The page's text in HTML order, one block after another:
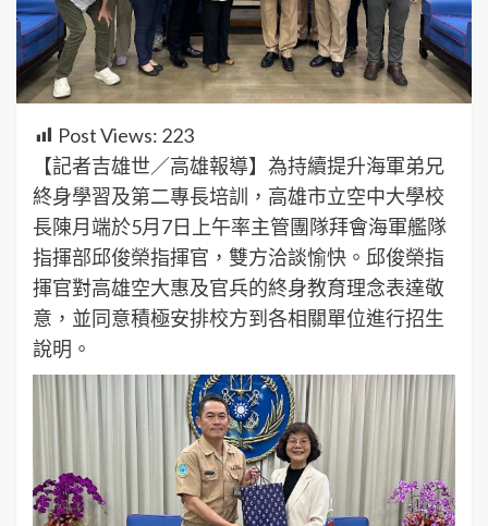
Post Views: 223
【記者吉雄世／高雄報導】為持續提升海軍弟兄
終身學習及第二專長培訓，高雄市立空中大學校
長陳月端於5月7日上午率主管團隊拜會海軍艦隊
指揮部邱俊榮指揮官，雙方洽談愉快。邱俊榮指
揮官對高雄空大惠及官兵的終身教育理念表達敬
意，並同意積極安排校方到各相關單位進行招生
說明。